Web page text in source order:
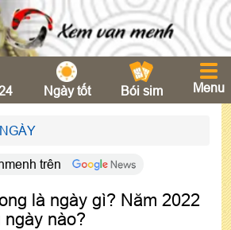
Ngày tốt Bói sim Menu
trên
là ngày gì? Năm 2022
nào?